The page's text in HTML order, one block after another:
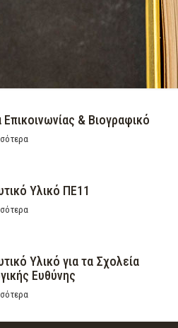
Επικοινωνίας & Βιογραφικό
Υλικό ΠΕ11
Υλικό για τα Σχολεία
Ευθύνης